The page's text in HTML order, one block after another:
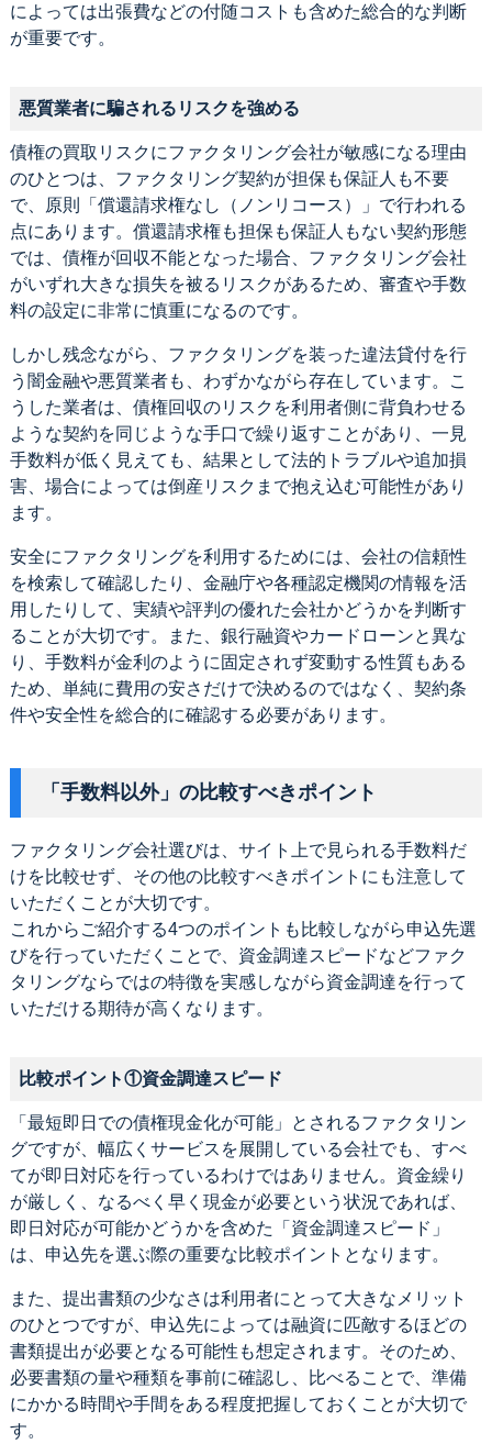
によっては出張費などの付随コストも含めた総合的な判断
が重要です。
悪質業者に騙されるリスクを強める
債権の買取リスクにファクタリング会社が敏感になる理由
のひとつは、ファクタリング契約が担保も保証人も不要
で、原則「償還請求権なし（ノンリコース）」で行われる
点にあります。償還請求権も担保も保証人もない契約形態
では、債権が回収不能となった場合、ファクタリング会社
がいずれ大きな損失を被るリスクがあるため、審査や手数
料の設定に非常に慎重になるのです。
しかし残念ながら、ファクタリングを装った違法貸付を行
う闇金融や悪質業者も、わずかながら存在しています。こ
うした業者は、債権回収のリスクを利用者側に背負わせる
ような契約を同じような手口で繰り返すことがあり、一見
手数料が低く見えても、結果として法的トラブルや追加損
害、場合によっては倒産リスクまで抱え込む可能性があり
ます。
安全にファクタリングを利用するためには、会社の信頼性
を検索して確認したり、金融庁や各種認定機関の情報を活
用したりして、実績や評判の優れた会社かどうかを判断す
ることが大切です。また、銀行融資やカードローンと異な
り、手数料が金利のように固定されず変動する性質もある
ため、単純に費用の安さだけで決めるのではなく、契約条
件や安全性を総合的に確認する必要があります。
「手数料以外」の比較すべきポイント
ファクタリング会社選びは、サイト上で見られる手数料だ
けを比較せず、その他の比較すべきポイントにも注意して
いただくことが大切です。
これからご紹介する4つのポイントも比較しながら申込先選
びを行っていただくことで、資金調達スピードなどファク
タリングならではの特徴を実感しながら資金調達を行って
いただける期待が高くなります。
比較ポイント①資金調達スピード
「最短即日での債権現金化が可能」とされるファクタリン
グですが、幅広くサービスを展開している会社でも、すべ
てが即日対応を行っているわけではありません。資金繰り
が厳しく、なるべく早く現金が必要という状況であれば、
即日対応が可能かどうかを含めた「資金調達スピード」
は、申込先を選ぶ際の重要な比較ポイントとなります。
また、提出書類の少なさは利用者にとって大きなメリット
のひとつですが、申込先によっては融資に匹敵するほどの
書類提出が必要となる可能性も想定されます。そのため、
必要書類の量や種類を事前に確認し、比べることで、準備
にかかる時間や手間をある程度把握しておくことが大切で
す。